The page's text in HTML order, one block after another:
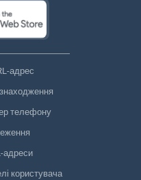
адрес
телефону
адреси
користувача